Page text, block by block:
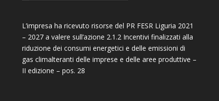
L’impresa ha ricevuto risorse del PR FESR Liguria 2021
– 2027 a valere sull’azione 2.1.2 Incentivi finalizzati alla
riduzione dei consumi energetici e delle emissioni di
gas climalteranti delle imprese e delle aree produttive –
II edizione – pos. 28